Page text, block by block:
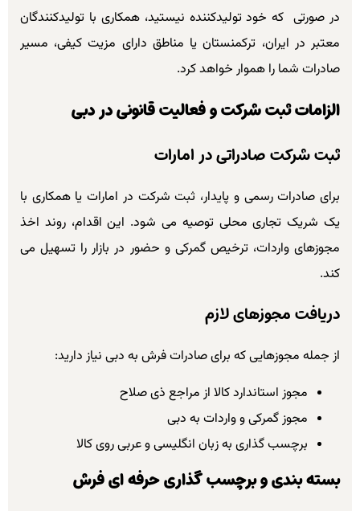
در صورتی که خود تولیدکننده نیستید، همکاری با تولیدکنندگان
معتبر در ایران، ترکمنستان یا مناطق دارای مزیت کیفی، مسیر
صادرات شما را هموار خواهد کرد.
الزامات ثبت شرکت و فعالیت قانونی در دبی
ثبت شرکت صادراتی در امارات
برای صادرات رسمی و پایدار، ثبت شرکت در امارات یا همکاری با
یک شریک تجاری محلی توصیه می شود. این اقدام، روند اخذ
مجوزهای واردات، ترخیص گمرکی و حضور در بازار را تسهیل می
کند.
دریافت مجوزهای لازم
از جمله مجوزهایی که برای صادرات فرش به دبی نیاز دارید:
مجوز استاندارد کالا از مراجع ذی صلاح
مجوز گمرکی و واردات به دبی
برچسب گذاری به زبان انگلیسی و عربی روی کالا
بسته بندی و برچسب گذاری حرفه ای فرش